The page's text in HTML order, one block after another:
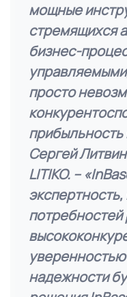
мощные
стремящихся
бизнес-
просто
Сергей
LITIKO. –
потребностей
уверенностью
надежности